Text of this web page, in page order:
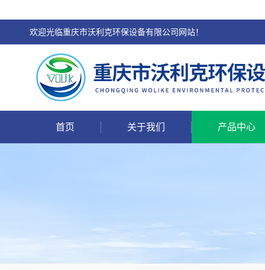
欢迎光临重庆市沃利克环保设备有限公司网站！
首页 关于我们 产品中心